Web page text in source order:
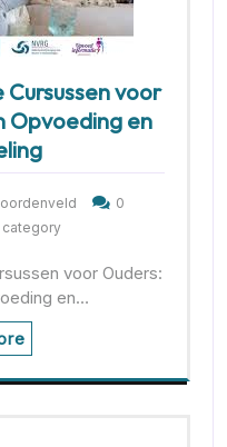
voor
Opvoeding en
0
category
voor Ouders:
en…